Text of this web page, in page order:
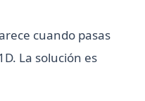
cuando pasas
La solución es